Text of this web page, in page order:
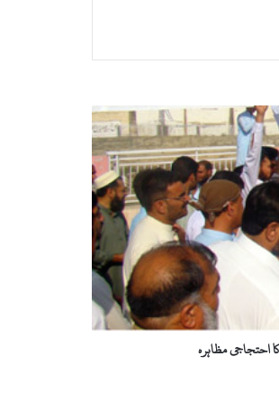
احتجاجی مظاہرہ